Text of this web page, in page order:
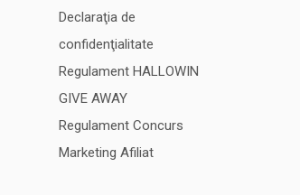
Declaraţia de
confidenţialitate
Regulament HALLOWIN
GIVE AWAY
Regulament Concurs
Marketing Afiliat